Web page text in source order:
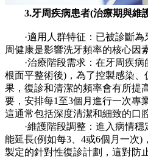
3.牙周疾病患者(治療期與維
·適用人群特征：已被診斷為
周健康是影響洗牙頻率的核心因
·治療階段需求：在牙周疾病
根面平整術後)，為了控製感染
果，復診和清潔的頻率會有所提
要，安排每1至3個月進行一次專
這通常包括深度清潔和細致的口
·維護階段調整：進入病情穩
能延長(例如每3、4或6個月一次)
製定的針對性復診計劃，這對防